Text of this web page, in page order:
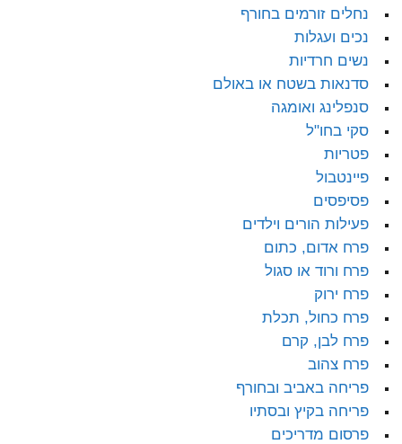
נחלים זורמים בחורף
נכים ועגלות
נשים חרדיות
סדנאות בשטח או באולם
סנפלינג ואומגה
סקי בחו"ל
פטריות
פיינטבול
פסיפסים
פעילות הורים וילדים
פרח אדום, כתום
פרח ורוד או סגול
פרח ירוק
פרח כחול, תכלת
פרח לבן, קרם
פרח צהוב
פריחה באביב ובחורף
פריחה בקיץ ובסתיו
פרסום מדריכים